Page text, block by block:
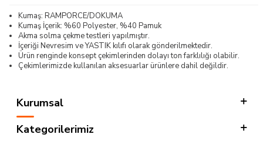
Kumaş: RAMPORCE/DOKUMA
Kumaş İçerik: %60 Polyester, %40 Pamuk
Akma solma çekme testleri yapılmıştır.
İçeriği Nevresim ve YASTIK kılıfı olarak gönderilmektedir.
Ürün renginde konsept çekimlerinden dolayı ton farklılığı olabilir.
Çekimlerimizde kullanılan aksesuarlar ürünlere dahil değildir.
Kurumsal
Kategorilerimiz